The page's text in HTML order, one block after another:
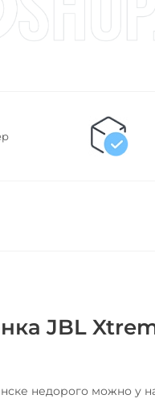
JBL
недорого можно у